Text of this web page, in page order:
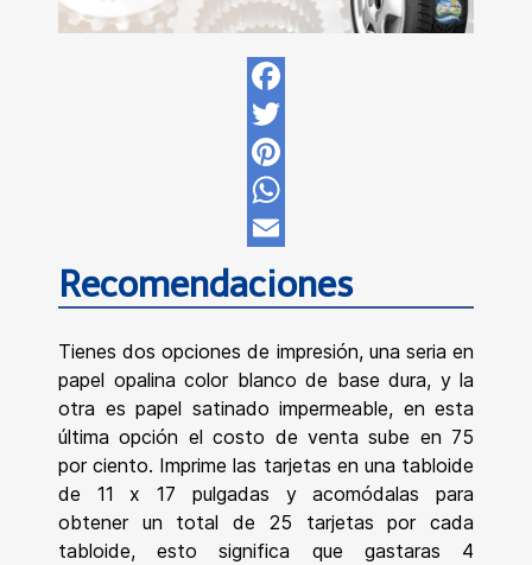
Facebook
Twitter
Pinterest
WhatsApp
Email
Recomendaciones
Tienes dos opciones de impresión, una seria en
papel opalina color blanco de base dura, y la
otra es papel satinado impermeable, en esta
última opción el costo de venta sube en 75
por ciento. Imprime las tarjetas en una tabloide
de 11 x 17 pulgadas y acomódalas para
obtener un total de 25 tarjetas por cada
tabloide, esto significa que gastaras 4